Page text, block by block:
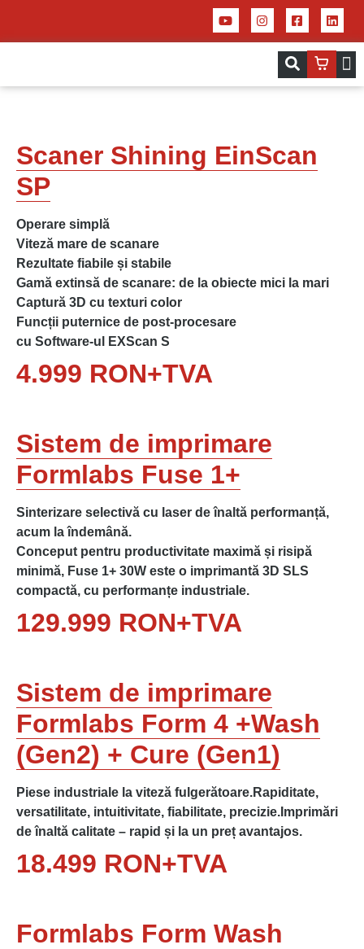
Scaner Shining EinScan
SP
Operare simplă
Viteză mare de scanare
Rezultate fiabile și stabile
Gamă extinsă de scanare: de la obiecte mici la mari
Captură 3D cu texturi color
Funcții puternice de post-procesare
cu Software-ul EXScan S
4.999 RON+TVA
Sistem de imprimare
Formlabs Fuse 1+
Sinterizare selectivă cu laser de înaltă performanță,
acum la îndemână.
Conceput pentru productivitate maximă și risipă
minimă, Fuse 1+ 30W este o imprimantă 3D SLS
compactă, cu performanțe industriale.
129.999 RON+TVA
Sistem de imprimare
Formlabs Form 4 +Wash
(Gen2) + Cure (Gen1)
Piese industriale la viteză fulgerătoare.Rapiditate,
versatilitate, intuitivitate, fiabilitate, precizie.Imprimări
de înaltă calitate – rapid și la un preț avantajos.
18.499 RON+TVA
Formlabs Form Wash